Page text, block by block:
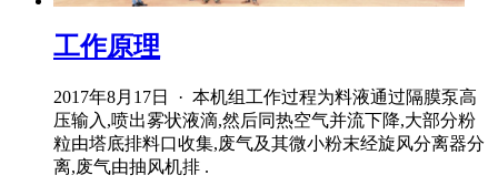
工作原理
2017年8月17日 · 本机组工作过程为料液通过隔膜泵高
压输入,喷出雾状液滴,然后同热空气并流下降,大部分粉
粒由塔底排料口收集,废气及其微小粉末经旋风分离器分
离,废气由抽风机排 .